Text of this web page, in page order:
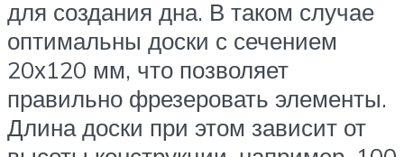
для создания дна. В таком случае
оптимальны доски с сечением
20х120 мм, что позволяет
правильно фрезеровать элементы.
Длина доски при этом зависит от